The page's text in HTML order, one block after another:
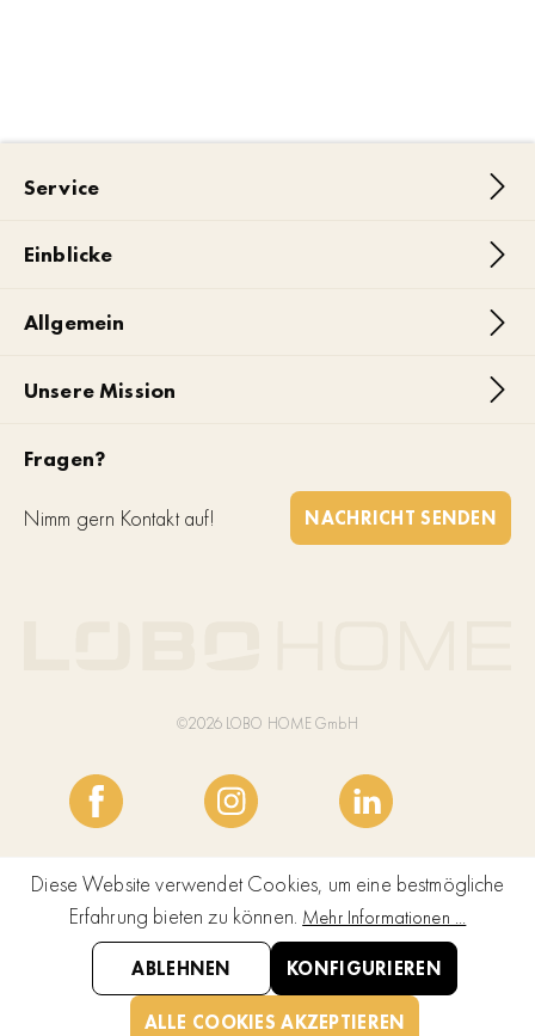
Service
Einblicke
Allgemein
Unsere Mission
Fragen?
Nimm gern Kontakt auf! NACHRICHT SENDEN
©2026 LOBO HOME GmbH
Diese Website verwendet Cookies, um eine bestmögliche
Erfahrung bieten zu können. Mehr Informationen ...
ABLEHNEN KONFIGURIEREN
ALLE COOKIES AKZEPTIEREN